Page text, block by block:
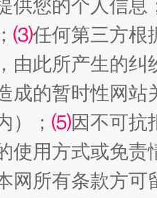
工作
供您的个人信息
⑶任何第三方根
由此所产生的纠
成的暂时性网
）； ⑸因不可抗
使用方式或免责
网所有条款方